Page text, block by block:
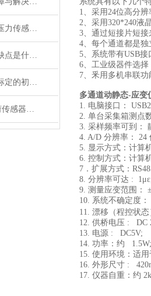
讲解怎样减少及修正压力传感器零点热漂移
爆炸压力传感器的优缺点是什么？
模拟压力传感器未经标定的初始误差由哪些组成
共和KYOWA拉伸载荷传感器的选择需要考虑的条件有哪些？
1、采用24位高分
2、采用320*240液
3、通过短接片短
4、每个通道都是
5、系统带有USB
6、工业级器件选
7、釆用多机串联
多通道动静态-应变
1. 电脑接口：
2. 单台采集箱测点
3. 采样频率可到：
4. A/D 分辨率： 24
5. 显示方式：计算
6. 控制方式：计算
7．扩展方式：
8. 分辨率可达 :
9. 测量应变范围：
10. 系统不确定度
11. 漂移（程控状
12. 供桥电压 : DC
13. 电源 : DC5V;
14. 功率：约 1.5W;
15. 使用环境：适
16. 外形尺寸 :
17. 仪器自重：约